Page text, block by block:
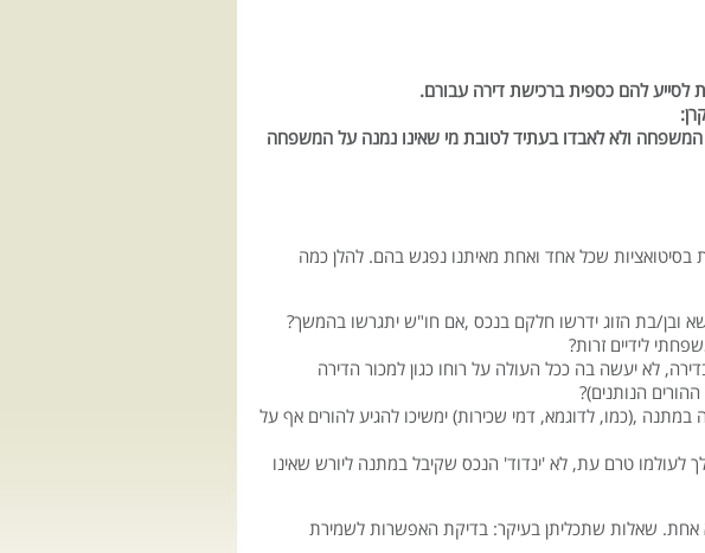
לסייע להם כספית ברכישת דירה עבורם.
ולא לאבדו בעתיד לטובת מי שאינו נמנה על המשפחה
בסיטואציות שכל אחד ואחת מאיתנו נפגש בהם. להלן כמה
ובן/בת הזוג ידרשו חלקם בנכס ,אם חו"ש יתגרשו בהמשך?
לידיים זרות?
לא יעשה בה ככל העולה על רוחו כגון למכור הדירה
הנותנים)?
,(כמו, לדוגמא, דמי שכירות) ימשיכו להגיע להורים אף על
טרם עת, לא 'ינדוד' הנכס שקיבל במתנה ליורש שאינו
אחת. שאלות שתכליתן בעיקר: בדיקת האפשרות לשמירת